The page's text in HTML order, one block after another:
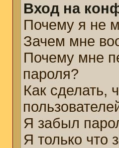
Вход на
Почему я не
Зачем мне
Почему мне
пароля?
Как сделать,
Я забыл
Я только что